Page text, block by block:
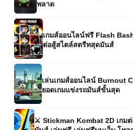
เกมส์ออนไลน์ฟรี Flash Bash
ต่อสู้สไตล์สตรีทสุดมันส์
เล่นเกมส์ออนไลน์ Burnout
ยอดเกมแข่งรถมันส์ขั้นสุด
⚔️ Stickman Kombat 2D เกมต่
มันส์ เล่นฟรี เล่นฟรีบนเว็บ โหลด
เล่นสนุกทุกเวลา